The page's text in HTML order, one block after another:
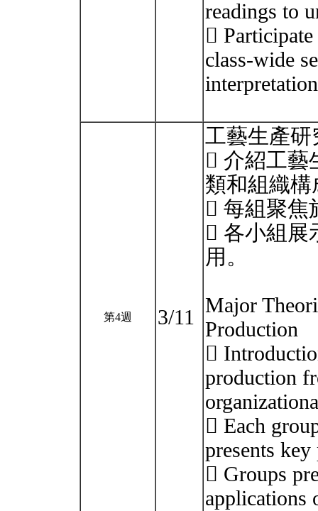
readings to

class-wide
第4週 3/11
工藝生產
 介紹工藝
類和組織
 每組聚焦
 各小組展
用。
Major
Production

production
 Each
presents
 Groups
applications